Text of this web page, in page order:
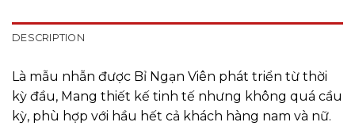
DESCRIPTION
Là mẫu nhẫn được Bỉ Ngạn Viên phát triển từ thời
kỳ đầu, Mang thiết kế tinh tế nhưng không quá cầu
kỳ, phù hợp với hầu hết cả khách hàng nam và nữ.